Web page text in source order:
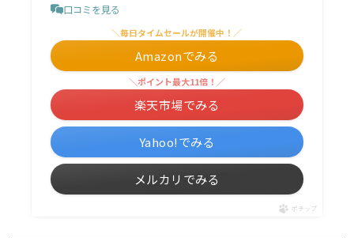
口コミを見る
＼毎日タイムセールが開催中！／
Amazonでみる
＼ポイント最大11倍！／
楽天市場でみる
Yahoo!でみる
メルカリでみる
ポチップ